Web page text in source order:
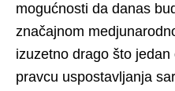
mogućnosti da danas
značajnom
izuzetno drago što
pravcu uspostavljanja